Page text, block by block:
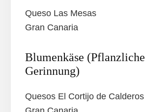
Queso Las Mesas
Gran Canaria
Blumenkäse (Pflanzliche
Gerinnung)
Quesos El Cortijo de Calderos